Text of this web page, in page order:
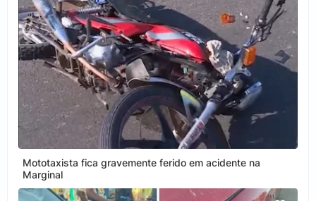
Mototaxista fica gravemente ferido em acidente na
Marginal